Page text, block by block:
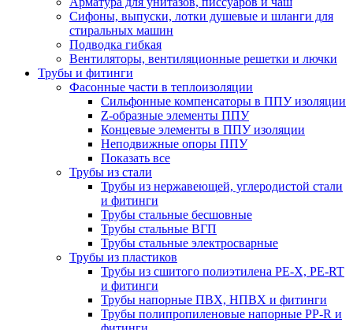
Сифоны, выпуски, лотки душевые и шланги для
стиральных машин
Подводка гибкая
Вентиляторы, вентиляционные решетки и лючки
Трубы и фитинги
Фасонные части в теплоизоляции
Cильфонные компенсаторы в ППУ изоляции
Z-образные элементы ППУ
Концевые элементы в ППУ изоляции
Неподвижные опоры ППУ
Показать все
Трубы из стали
Трубы из нержавеющей, углеродистой стали
и фитинги
Трубы стальные бесшовные
Трубы стальные ВГП
Трубы стальные электросварные
Трубы из пластиков
Трубы из сшитого полиэтилена PE-X, PE-RT
и фитинги
Трубы напорные ПВХ, НПВХ и фитинги
Трубы полипропиленовые напорные PP-R и